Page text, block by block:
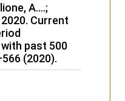
A.…;
Current
past 500
(2020).